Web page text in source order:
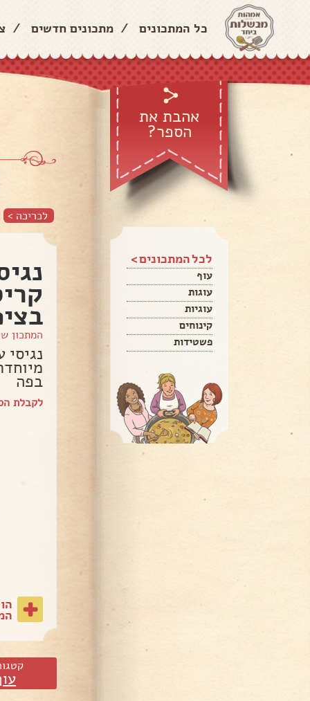
כל המתכונים / מתכונים חדשים /
אהבת את
הספר?
לכל המתכונים >
עוף
עוגות
עוגיות
קינוחים
פשטידות
לכריכה >
המתכון
בפה
לקבלת